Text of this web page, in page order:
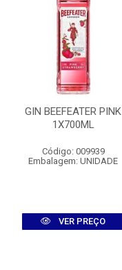
GIN BEEFEATER PINK
1X700ML
Código: 009939
Embalagem: UNIDADE
VER PREÇO